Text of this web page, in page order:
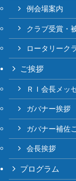
例会場案内
クラブ受賞・
ロータリーク
ご挨拶
ＲＩ会長メッ
ガバナー挨拶
ガバナー補佐
会長挨拶
プログラム